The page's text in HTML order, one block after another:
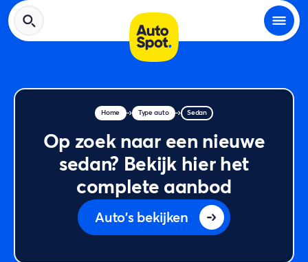
Home Type auto Sedan
Op zoek naar een nieuwe
sedan? Bekijk hier het
complete aanbod
Auto's bekijken